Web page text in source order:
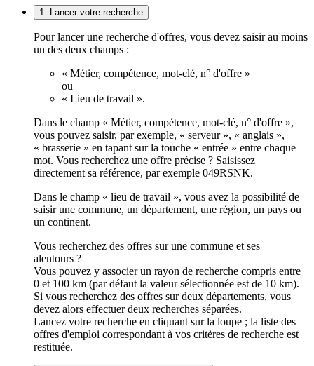
1. Lancer votre recherche
Pour lancer une recherche d'offres, vous devez saisir au moins
un des deux champs :
« Métier, compétence, mot-clé, n° d'offre »
ou
« Lieu de travail ».
Dans le champ « Métier, compétence, mot-clé, n° d'offre »,
vous pouvez saisir, par exemple, « serveur », « anglais »,
« brasserie » en tapant sur la touche « entrée » entre chaque
mot. Vous recherchez une offre précise ? Saisissez
directement sa référence, par exemple 049RSNK.
Dans le champ « lieu de travail », vous avez la possibilité de
saisir une commune, un département, une région, un pays ou
un continent.
Vous recherchez des offres sur une commune et ses
alentours ?
Vous pouvez y associer un rayon de recherche compris entre
0 et 100 km (par défaut la valeur sélectionnée est de 10 km).
Si vous recherchez des offres sur deux départements, vous
devez alors effectuer deux recherches séparées.
Lancez votre recherche en cliquant sur la loupe ; la liste des
offres d'emploi correspondant à vos critères de recherche est
restituée.